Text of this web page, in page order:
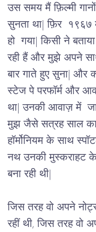
उस समय मैं फ़िल्मी
सुनता था| फ़िर १९६७
हो गया| किसी ने
रही हैं और मुझे अपने
बार गाते हुए सुना| और
स्टेज पे परफॉर्म और
था| उनकी आवाज़ में
मुझ जैसे सत्रह साल का
हॉर्मोनियम के साथ
नथ उनकी मुस्कराहट
बना रही थी|
जिस तरह वो अपने
रहीं थी, जिस तरह वो